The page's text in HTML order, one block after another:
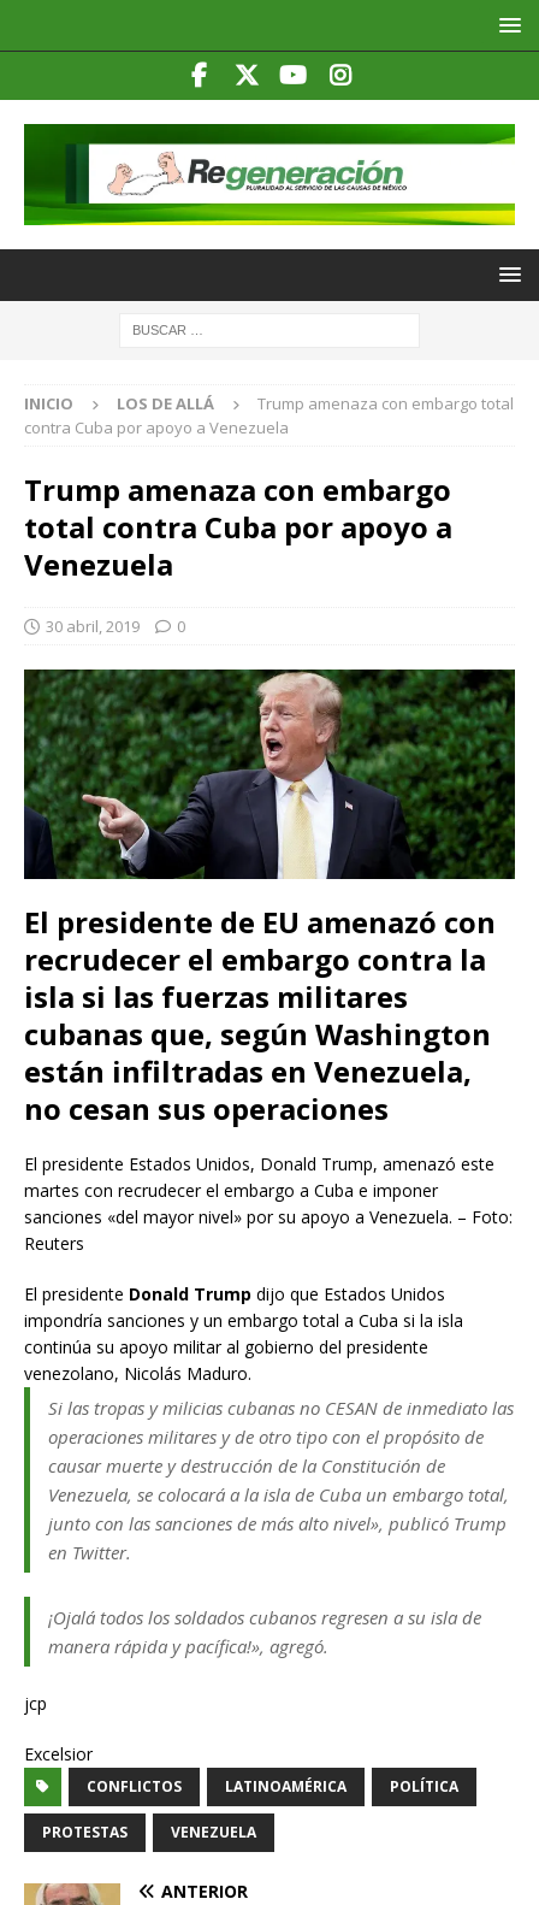
INICIO LOS DE ALLÁ
Trump amenaza con embargo total
contra Cuba por apoyo a Venezuela
Trump amenaza con embargo
total contra Cuba por apoyo a
Venezuela
30 abril, 2019 0
El presidente de EU amenazó con
recrudecer el embargo contra la
isla si las fuerzas militares
cubanas que, según Washington
están infiltradas en Venezuela,
no cesan sus operaciones
El presidente Estados Unidos, Donald Trump, amenazó este
martes con recrudecer el embargo a Cuba e imponer
sanciones «del mayor nivel» por su apoyo a Venezuela. – Foto:
Reuters
El presidente Donald Trump dijo que Estados Unidos
impondría sanciones y un embargo total a Cuba si la isla
continúa su apoyo militar al gobierno del presidente
venezolano, Nicolás Maduro.
Si las tropas y milicias cubanas no CESAN de inmediato las
operaciones militares y de otro tipo con el propósito de
causar muerte y destrucción de la Constitución de
Venezuela, se colocará a la isla de Cuba un embargo total,
junto con las sanciones de más alto nivel», publicó Trump
en Twitter.
¡Ojalá todos los soldados cubanos regresen a su isla de
manera rápida y pacífica!», agregó.
jcp
Excelsior
CONFLICTOS LATINOAMÉRICA POLÍTICA
PROTESTAS VENEZUELA
ANTERIOR